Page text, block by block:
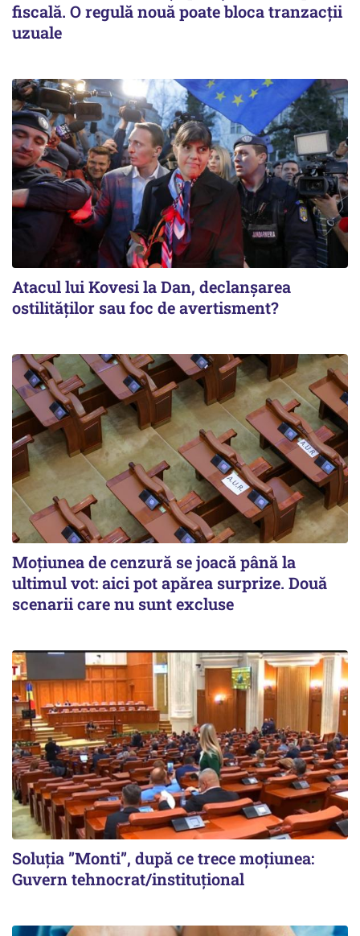
fiscală. O regulă nouă poate bloca tranzacții
uzuale
Atacul lui Kovesi la Dan, declanșarea
ostilităților sau foc de avertisment?
Moțiunea de cenzură se joacă până la
ultimul vot: aici pot apărea surprize. Două
scenarii care nu sunt excluse
Soluția ”Monti”, după ce trece moțiunea:
Guvern tehnocrat/instituțional